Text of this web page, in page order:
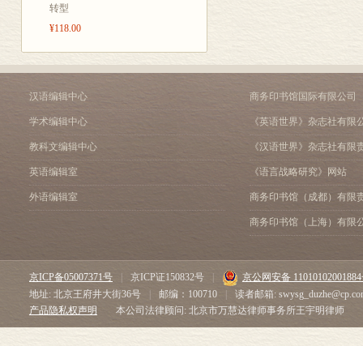
转型
¥118.00
文学性、地域
的代表作优先
上泉州府属同
品，则取其内
刷，内容涉及
字、文化教育
籍，堪称温陵
另外，享誉海
條陳閩旱補救要策疏
耻躬堂文集卷之三
奏疏
楚地協餉疏
貢途冒濫疏
……
耻躬堂文集卷之四
耻躬堂文集卷之五
耻躬堂文集卷之六
耻躬堂文集卷之八
耻躬堂文集卷之九
耻躬堂文集卷之十
耻躬堂文集卷之十一
耻躬堂文集卷之十二
任以天下之重
惓惓以强藩悍
距先生之殁且
經事之智，其
先生有古今淵
散軼，先生之
先生之子三人
弟，古人所難
予言：“先君雖
汉语编辑中心
学术编辑中心
教科文编辑中心
英语编辑室
外语编辑室
商务印书馆国际有限公司
《英语世界》杂志社有限
《汉语世界》杂志社有限
《语言战略研究》网站
商务印书馆（成都）有限
商务印书馆（上海）有限
京ICP备05007371号 京ICP证150832号
京公网安备
地址: 北京王府井大街36号
邮编：100710
读者邮箱:
产品隐私权声明
本公司法律顾问: 北京市万慧达律师事务所王宇明律师